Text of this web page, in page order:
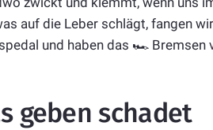
auf die Leber schlägt, fangen
und haben das 🏎️ Bremsen
geben schadet